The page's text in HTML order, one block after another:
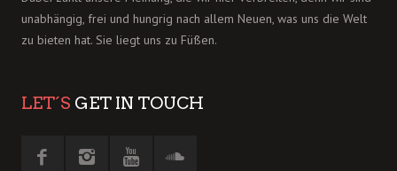
unabhängig, frei und hungrig nach allem Neuen, was uns die Welt
zu bieten hat. Sie liegt uns zu Füßen.
LET´S GET IN TOUCH